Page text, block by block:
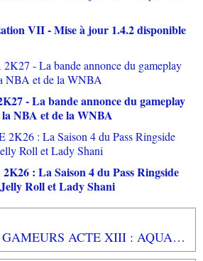
VII - Mise à jour 1.4.2 disponible
- La bande annonce du gameplay
la NBA et de la WNBA
: La Saison 4 du Pass Ringside
Roll et Lady Shani
LA PAROLE AUX GAMEURS ACTE XIII : AQUAB0N